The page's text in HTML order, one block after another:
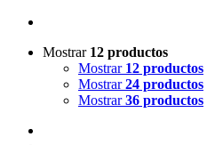
Mostrar 12 productos
Mostrar 12 productos
Mostrar24 productos
Mostrar36 productos